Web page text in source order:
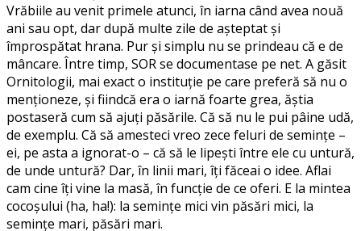
Vrăbiile au venit primele atunci, în iarna când avea nouă
ani sau opt, dar după multe zile de aşteptat şi
împrospătat hrana. Pur şi simplu nu se prindeau că e de
mâncare. Între timp, SOR se documentase pe net. A găsit
Ornitologii, mai exact o instituţie pe care preferă să nu o
menţioneze, şi fiindcă era o iarnă foarte grea, ăştia
postaseră cum să ajuţi păsările. Că să nu le pui pâine udă,
de exemplu. Că să amesteci vreo zece feluri de seminţe –
ei, pe asta a ignorat-o – că să le lipeşti între ele cu untură,
de unde untură? Dar, în linii mari, îţi făceai o idee. Aflai
cam cine îţi vine la masă, în funcţie de ce oferi. E la mintea
cocoşului (ha, ha!): la seminţe mici vin păsări mici, la
seminţe mari, păsări mari.